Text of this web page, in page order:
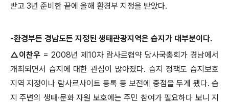
받고 3년 준비한 끝에 올해 환경부 지정을 받았다.
-환경부든 경남도든 지정된 생태관광지역은 습지가 대부분이다.
△이찬우 = 2008년 제 10차 람사르협약 당사국총회가 경남에서
개최되면서 습지에 대한 관심이 많아졌다. 습지 정책도 습지보호
지역 지정이나 람사르사이트 등록 등 보전에 중점을 두게 됐다.습
지 주변의 생태·문화 자원 보호에는 주민 참여가 필요하다 보니 지